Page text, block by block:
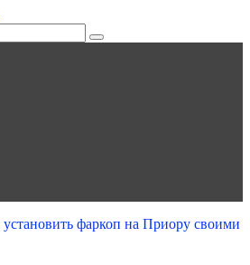
фаркоп на Приору своими